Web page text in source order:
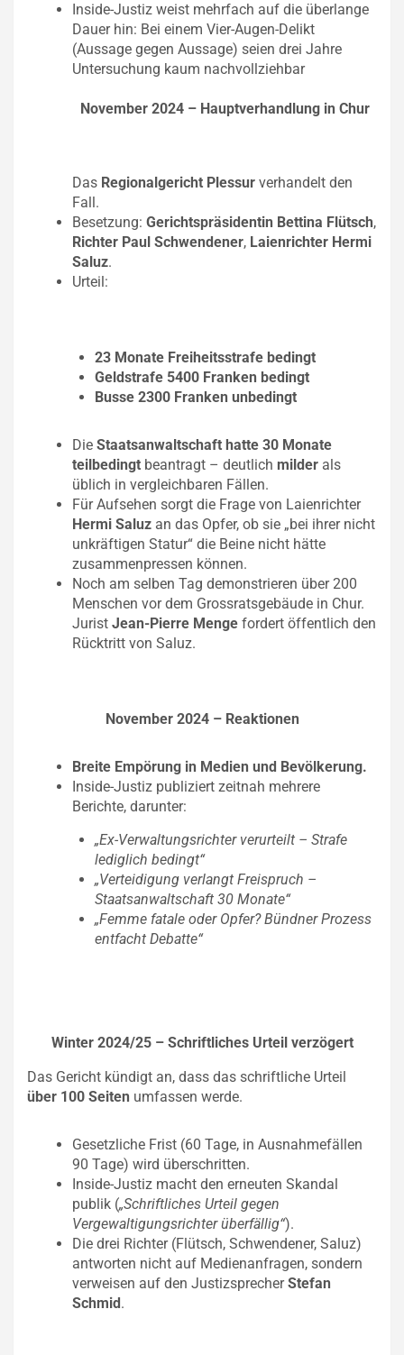
Inside-Justiz weist mehrfach auf die überlange
Dauer hin: Bei einem Vier-Augen-Delikt
(Aussage gegen Aussage) seien drei Jahre
Untersuchung kaum nachvollziehbar
November 2024 – Hauptverhandlung in Chur
Das Regionalgericht Plessur verhandelt den
Fall.
Besetzung: Gerichtspräsidentin Bettina Flütsch,
Richter Paul Schwendener, Laienrichter Hermi
Saluz.
Urteil:
23 Monate Freiheitsstrafe bedingt
Geldstrafe 5400 Franken bedingt
Busse 2300 Franken unbedingt
Die Staatsanwaltschaft hatte 30 Monate
teilbedingt beantragt – deutlich milder als
üblich in vergleichbaren Fällen.
Für Aufsehen sorgt die Frage von Laienrichter
Hermi Saluz an das Opfer, ob sie „bei ihrer nicht
unkräftigen Statur“ die Beine nicht hätte
zusammenpressen können.
Noch am selben Tag demonstrieren über 200
Menschen vor dem Grossratsgebäude in Chur.
Jurist Jean-Pierre Menge fordert öffentlich den
Rücktritt von Saluz.
November 2024 – Reaktionen
Breite Empörung in Medien und Bevölkerung.
Inside-Justiz publiziert zeitnah mehrere
Berichte, darunter:
„Ex-Verwaltungsrichter verurteilt – Strafe
lediglich bedingt“
„Verteidigung verlangt Freispruch –
Staatsanwaltschaft 30 Monate“
„Femme fatale oder Opfer? Bündner Prozess
entfacht Debatte“
Winter 2024/25 – Schriftliches Urteil verzögert
Das Gericht kündigt an, dass das schriftliche Urteil
über 100 Seiten umfassen werde.
Gesetzliche Frist (60 Tage, in Ausnahmefällen
90 Tage) wird überschritten.
Inside-Justiz macht den erneuten Skandal
publik („Schriftliches Urteil gegen
Vergewaltigungsrichter überfällig“).
Die drei Richter (Flütsch, Schwendener, Saluz)
antworten nicht auf Medienanfragen, sondern
verweisen auf den JustizsprecherStefan
Schmid.